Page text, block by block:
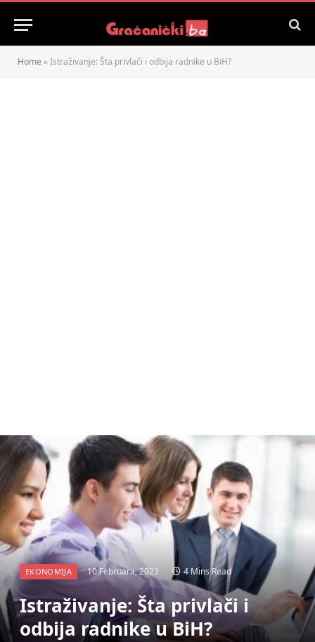
Home »Istraživanje: Šta privlači i odbija radnike u BiH?
EKONOMIJA 10 Februara, 2023 4 Mins Read
Istraživanje: Šta privlači i
odbija radnike u BiH?